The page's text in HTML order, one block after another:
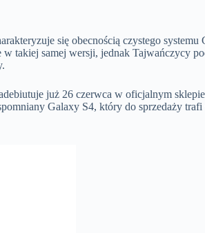
się obecnością czystego
takiej samej wersji, jednak Tajwańczycy
już 26 czerwca w oficjalnym
Galaxy S4, który do sprzedaży trafi